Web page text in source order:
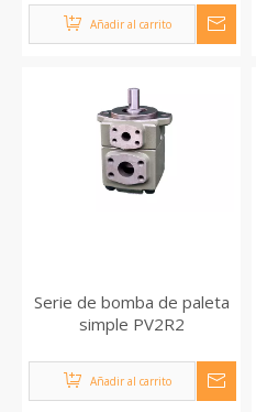
Añadir al carrito
Serie de bomba de paleta
simple PV2R2
Añadir al carrito